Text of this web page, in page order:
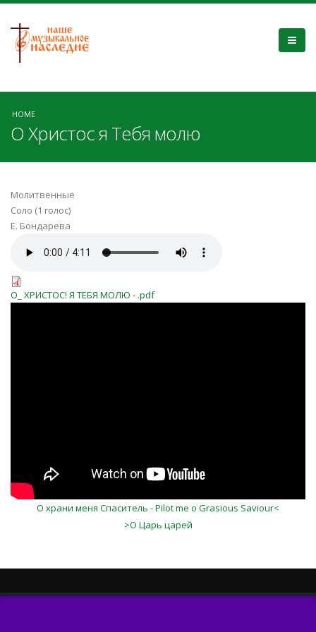
HOME
О Христос я Тебя молю
Молитвенные
Соло (1 голос)
Е. Бондарева
О_ ХРИСТОС! Я ТЕБЯ МОЛЮ - .pdf
О храни меня Спаситель - Pilot me o Grasious Saviour<
>О Царь царей